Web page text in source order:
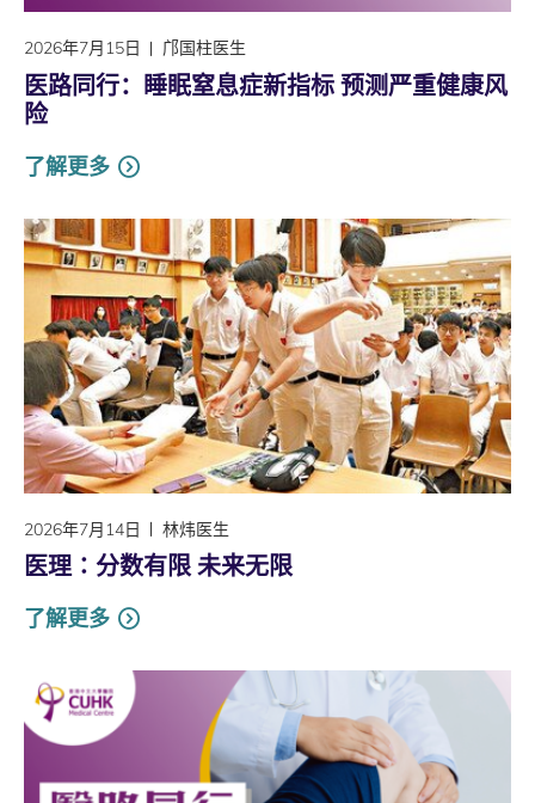
2026年7月15日 邝国柱医生
医路同行：睡眠窒息症新指标 预测严重健康风
险
了解更多
2026年7月14日 林炜医生
医理∶分数有限 未来无限
了解更多